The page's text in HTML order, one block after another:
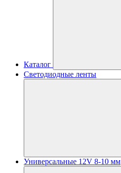
Каталог
Светодиодные ленты
Универсальные 12V 8-10 мм